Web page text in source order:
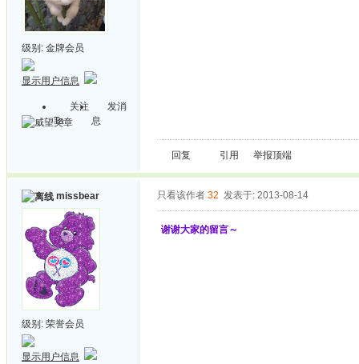
级别: 金牌会员
显示用户信息
关注
Ta
发消
息
回复 引用 举报顶端
missbear
级别: 荣誉会员
显示用户信息
只看该作者 32 发表于: 2013-08-14
谢谢大家的留言～